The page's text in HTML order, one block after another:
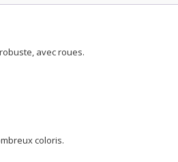
avec roues.
coloris.